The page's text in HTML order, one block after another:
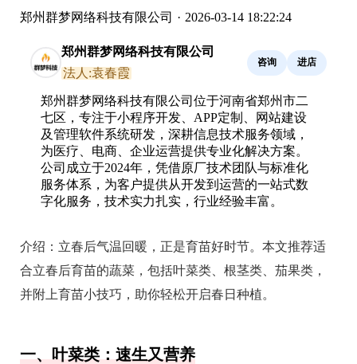
郑州群梦网络科技有限公司 · 2026-03-14 18:22:24
郑州群梦网络科技有限公司
法人:袁春霞
咨询 进店
郑州群梦网络科技有限公司位于河南省郑州市二
七区，专注于小程序开发、APP定制、网站建设
及管理软件系统研发，深耕信息技术服务领域，
为医疗、电商、企业运营提供专业化解决方案。
公司成立于2024年，凭借原厂技术团队与标准化
服务体系，为客户提供从开发到运营的一站式数
字化服务，技术实力扎实，行业经验丰富。
介绍： 立春后气温回暖，正是育苗好时节。本文推荐适
合立春后育苗的蔬菜，包括叶菜类、根茎类、茄果类，
并附上育苗小技巧，助你轻松开启春日种植。
一、叶菜类：速生又营养